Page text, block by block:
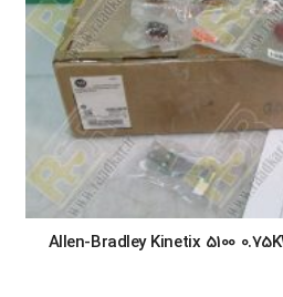
Allen-Bradley Kinetix 5100